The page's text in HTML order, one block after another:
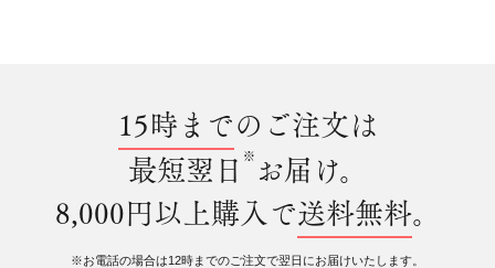
15時までのご注文は
最短翌日 ※ お届け。
8,000円以上購入で送料無料。
※お電話の場合は12時までのご注文で翌日にお届けいたします。